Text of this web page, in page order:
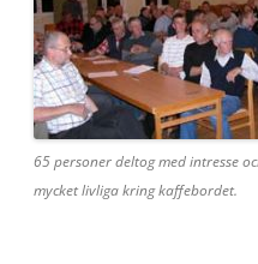
65 personer deltog med intresse
mycket livliga kring kaffebordet.